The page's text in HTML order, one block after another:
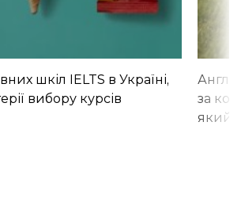
шкіл IELTS в Україні,
вибору курсів
за
який